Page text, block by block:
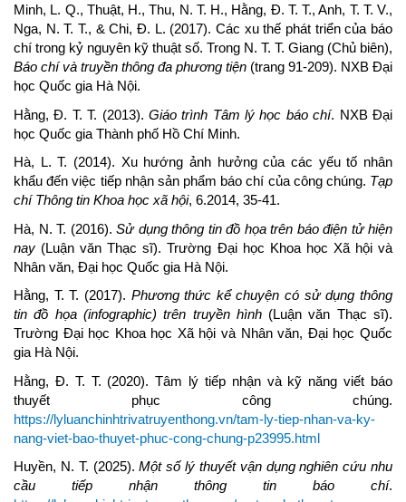
Minh, L. Q., Thuật, H., Thu, N. T. H., Hằng, Đ. T. T., Anh, T. T. V.,
Nga, N. T. T., & Chi, Đ. L. (2017). Các xu thế phát triển của báo
chí trong kỷ nguyên kỹ thuật số. Trong N. T. T. Giang (Chủ biên),
Báo chí và truyền thông đa phương tiện (trang 91-209). NXB Đại
học Quốc gia Hà Nội.
Hằng, Đ. T. T. (2013). Giáo trình Tâm lý học báo chí. NXB Đại
học Quốc gia Thành phố Hồ Chí Minh.
Hà, L. T. (2014). Xu hướng ảnh hưởng của các yếu tố nhân
khẩu đến việc tiếp nhận sản phẩm báo chí của công chúng. Tạp
chí Thông tin Khoa học xã hội, 6.2014, 35-41.
Hà, N. T. (2016). Sử dụng thông tin đồ họa trên báo điện tử hiện
nay (Luận văn Thạc sĩ). Trường Đại học Khoa học Xã hội và
Nhân văn, Đại học Quốc gia Hà Nội.
Hằng, T. T. (2017). Phương thức kể chuyện có sử dụng thông
tin đồ họa (infographic) trên truyền hình(Luận văn Thạc sĩ).
Trường Đại học Khoa học Xã hội và Nhân văn, Đại học Quốc
gia Hà Nội.
Hằng, Đ. T. T. (2020). Tâm lý tiếp nhận và kỹ năng viết báo
thuyết phục công chúng.
https://lyluanchinhtrivatruyenthong.vn/tam-ly-tiep-nhan-va-ky-
nang-viet-bao-thuyet-phuc-cong-chung-p23995.html
Huyền, N. T. (2025).Một số lý thuyết vận dụng nghiên cứu nhu
cầu tiếp nhận thông tin báo chí.